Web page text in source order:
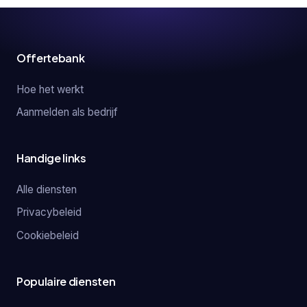
Offertebank
Hoe het werkt
Aanmelden als bedrijf
Handige links
Alle diensten
Privacybeleid
Cookiebeleid
Populaire diensten